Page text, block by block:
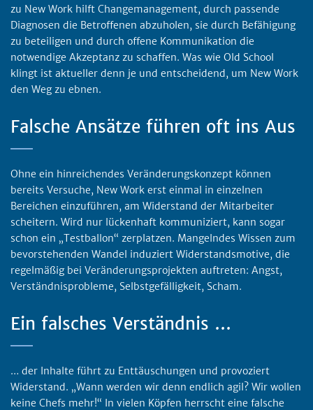
zu New Work hilft Changemanagement, durch passende
Diagnosen die Betroffenen abzuholen, sie durch Befähigung
zu beteiligen und durch offene Kommunikation die
notwendige Akzeptanz zu schaffen. Was wie Old School
klingt ist aktueller denn je und entscheidend, um New Work
den Weg zu ebnen.
Falsche Ansätze führen oft ins Aus
Ohne ein hinreichendes Veränderungskonzept können
bereits Versuche, New Work erst einmal in einzelnen
Bereichen einzuführen, am Widerstand der Mitarbeiter
scheitern. Wird nur lückenhaft kommuniziert, kann sogar
schon ein „Testballon“ zerplatzen. Mangelndes Wissen zum
bevorstehenden Wandel induziert Widerstandsmotive, die
regelmäßig bei Veränderungsprojekten auftreten: Angst,
Verständnisprobleme, Selbstgefälligkeit, Scham.
Ein falsches Verständnis …
… der Inhalte führt zu Enttäuschungen und provoziert
Widerstand. „Wann werden wir denn endlich agil? Wir wollen
keine Chefs mehr!“ In vielen Köpfen herrscht eine falsche